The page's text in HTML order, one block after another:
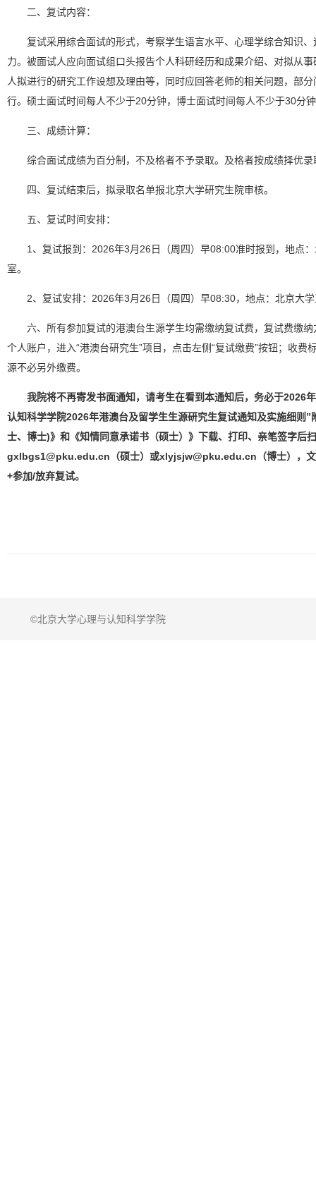
二、复试内容：
复试采用综合面试的形式，考察学生语言水平、心理学综合知识
力。被面试人应向面试组口头报告个人科研经历和成果介绍、对拟从
人拟进行的研究工作设想及理由等，同时应回答老师的相关问题，部
行。硕士面试时间每人不少于20分钟，博士面试时间每人不少于30分
三、成绩计算：
综合面试成绩为百分制，不及格者不予录取。及格者按成绩择优录
四、复试结束后，拟录取名单报北京大学研究生院审核。
五、复试时间安排：
1、复试报到：2026年3月26日（周四）早08:00准时报到，地点
室。
2、复试安排：2026年3月26日（周四）早08:30，地点：北京大
六、所有参加复试的港澳台生源学生均需缴纳复试费，复试费缴
个人账户，进入“港澳台研究生”项目，点击左侧“复试缴费”按钮；收费
源不必另外缴费。
我院将不再寄发书面通知，请考生在看到本通知后，务必于2026
认知科学学院2026年港澳台及留学生生源研究生复试通知及实施细则
士、博士)》和《知情同意承诺书（硕士）》下载、打印、亲笔签字后
gxlbgs1@pku.edu.cn（硕士）或xlyjsjw@pku.edu.cn（博士），文
+参加/放弃复试。
©北京大学心理与认知科学学院